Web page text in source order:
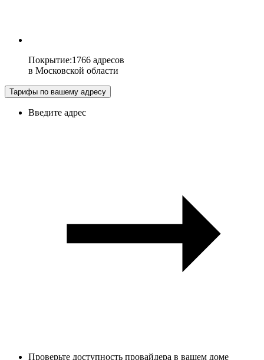
Покрытие:1766 адресов
в Московской области
Тарифы по вашему адресу
Введите адрес
Проверьте доступность провайдера в вашем доме